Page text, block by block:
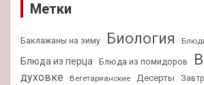
Метки
Баклажаны на зиму Биология
Блюда из перца Блюда из помидоров
духовке
Вегетарианские Десерты